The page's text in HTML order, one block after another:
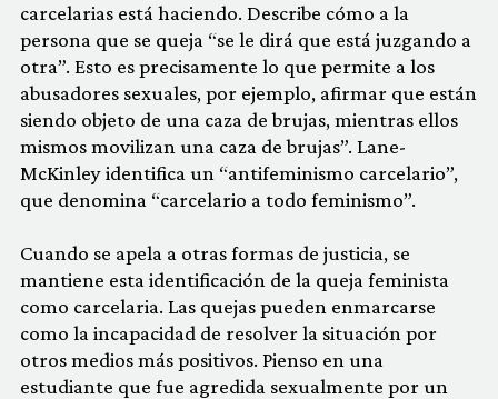
carcelarias está haciendo. Describe cómo a la
persona que se queja “se le dirá que está juzgando a
otra”. Esto es precisamente lo que permite a los
abusadores sexuales, por ejemplo, afirmar que están
siendo objeto de una caza de brujas, mientras ellos
mismos movilizan una caza de brujas”. Lane-
McKinley identifica un “antifeminismo carcelario”,
que denomina “carcelario a todo feminismo”.
Cuando se apela a otras formas de justicia, se
mantiene esta identificación de la queja feminista
como carcelaria. Las quejas pueden enmarcarse
como la incapacidad de resolver la situación por
otros medios más positivos. Pienso en una
estudiante que fue agredida sexualmente por un